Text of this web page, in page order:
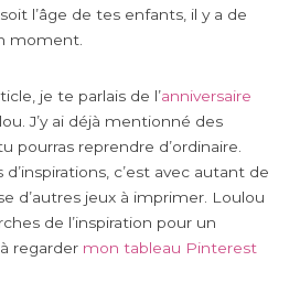
l’âge de tes enfants, il y a de
moment.
je te parlais de l’anniversaire
J’y ai déjà mentionné des
pourras reprendre d’ordinaire.
c’est avec autant de
d’autres jeux à imprimer. Loulou
de l’inspiration pour un
regarder mon tableau Pinterest